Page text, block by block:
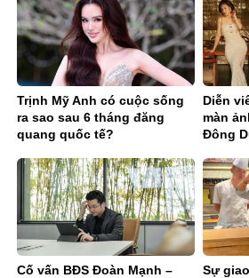
Trịnh Mỹ Anh có cuộc sống
ra sao sau 6 tháng đăng
quang quốc tế?
Diễn
màn
Đông
Cố vấn BĐS Đoàn Mạnh –
Sự